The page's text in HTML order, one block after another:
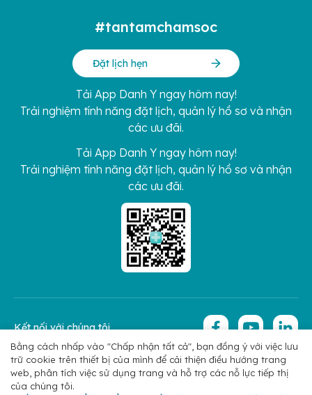
#tantamchamsoc
Đặt lịch hẹn
Tải App Danh Y ngay hôm nay!
Trải nghiệm tính năng đặt lịch, quản lý hồ sơ và nhận
các ưu đãi.
Tải App Danh Y ngay hôm nay!
Trải nghiệm tính năng đặt lịch, quản lý hồ sơ và nhận
các ưu đãi.
Chính sách bảo mật Copyright 2026 © Hoan My Corporation
Kết nối với chúng tôi
Bằng cách nhấp vào "Chấp nhận tất cả", bạn đồng ý với việc lưu
trữ cookie trên thiết bị của mình để cải thiện điều hướng trang
web, phân tích việc sử dụng trang và hỗ trợ các nỗ lực tiếp thị
của chúng tôi.